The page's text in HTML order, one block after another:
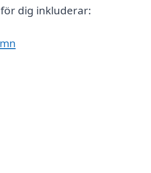
dig inkluderar: